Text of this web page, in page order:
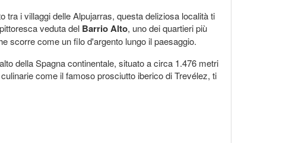
tra i villaggi delle Alpujarras, questa deliziosa località ti
veduta del Barrio Alto, uno dei quartieri più
scorre come un filo d'argento lungo il paesaggio.
della Spagna continentale, situato a circa 1.476 metri
come il famoso prosciutto iberico di Trevélez, ti